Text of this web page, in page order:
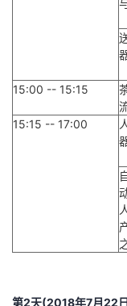
15:00 -- 15:15
15:15 -- 17:00
第2天(2018年7月22